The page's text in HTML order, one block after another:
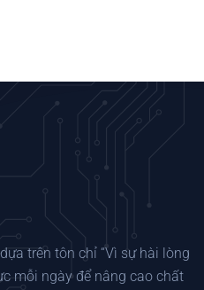
trên tôn chỉ “Vì sự hài lòng
mỗi ngày để nâng cao chất